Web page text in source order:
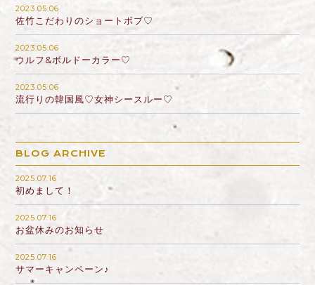
2023.05.06
佐竹こだわりのショートボブ♡
2023.05.06
ウルフ&ボルドーカラー♡
2023.05.06
流行りの韓国風♡女神シースルー♡
BLOG ARCHIVE
2025.07.16
初めまして！
2025.07.16
お盆休みのお知らせ
2025.07.16
サマーキャンペーン♪